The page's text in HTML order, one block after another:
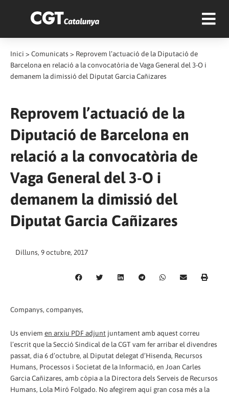
Inici > Comunicats > Reprovem l’actuació de la Diputació de
Barcelona en relació a la convocatòria de Vaga General del 3-O i
demanem la dimissió del Diputat Garcia Cañizares
Reprovem l’actuació de la
Diputació de Barcelona en
relació a la convocatòria de
Vaga General del 3-O i
demanem la dimissió del
Diputat Garcia Cañizares
Dilluns, 9 octubre, 2017
Companys, companyes,
Us enviem en arxiu PDF adjunt juntament amb aquest correu
l’escrit que la Secció Sindical de la CGT vam fer arribar el divendres
passat, dia 6 d’octubre, al Diputat delegat d’Hisenda, Recursos
Humans, Processos i Societat de la Informació, en Joan Carles
Garcia Cañizares, amb còpia a la Directora dels Serveis de Recursos
Humans, Lola Miró Folgado. No afegirem aquí gran cosa més a la